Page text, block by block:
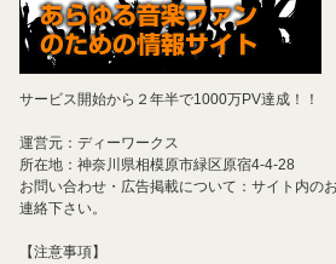
サービス開始から２年半で1000万PV達成！！
運営元：ディーワークス
所在地：神奈川県相模原市緑区原宿4-4-28
お問い合わせ・広告掲載について：サイト内の
連絡下さい。
【注意事項】